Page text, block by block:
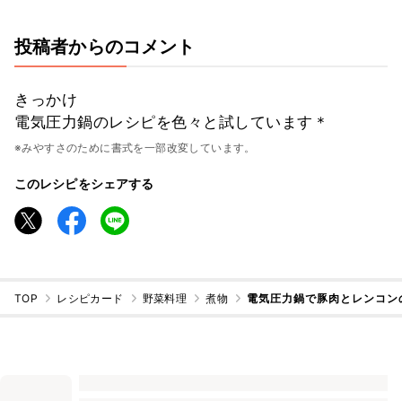
投稿者からのコメント
きっかけ
電気圧力鍋のレシピを色々と試しています＊
※みやすさのために書式を一部改変しています。
このレシピをシェアする
TOP レシピカード 野菜料理 煮物 電気圧力鍋で豚肉とレンコ